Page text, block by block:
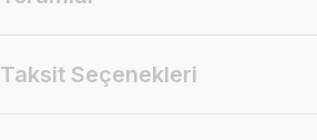
Taksit Seçenekleri